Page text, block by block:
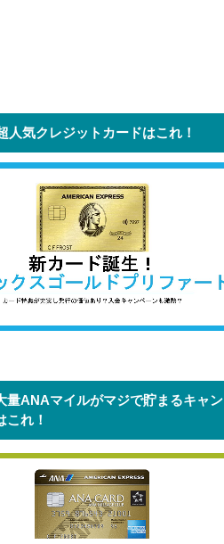
人気クレジットカードはこれ！
量ANAマイルがマジで貯まるキャン
これ！